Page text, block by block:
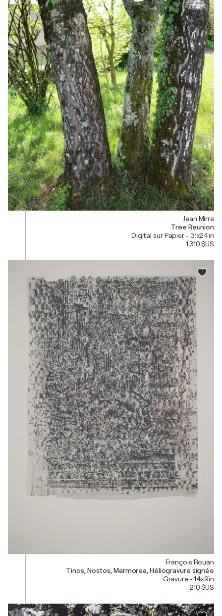
Jean Mirre
Tree Reunion
Digital sur Papier - 31x24in
1 310 $US
François Rouan
Tinos, Nostos, Marmorea, Héliogravure signée
Gravure - 14x9in
210 $US